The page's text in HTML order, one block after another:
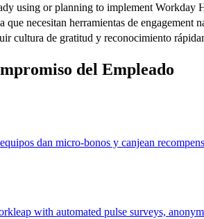
using or planning to implement Workday
que necesitan herramientas de engagement
cultura de gratitud y reconocimiento
del Empleado
dan micro-bonos y canjean
with automated pulse surveys,